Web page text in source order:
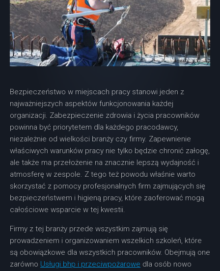
Bezpieczeństwo w miejscach pracy stanowi jeden z
najważniejszych aspektów funkcjonowania każdej
organizacji. Zabezpieczenie zdrowia i życia pracowników
powinna być priorytetem dla każdego pracodawcy,
niezależnie od wielkości branży czy firmy. Zapewnienie
właściwych warunków pracy nie tylko będzie chronić załogę,
ale także ma przełożenie na znacznie lepszą wydajność i
atmosferę w zespole. Z tego też powodu właśnie warto
skorzystać z pomocy profesjonalnych firm zajmujących się
bezpieczeństwem i higieną pracy, które zaoferować mogą
całościowe wsparcie w tej kwestii.
Firmy z tej branży przede wszystkim zajmują się
prowadzeniem i organizowaniem wszelkich szkoleń, które
są obowiązkowe dla wszystkich pracowników. Obejmują one
zarówno Usługi bhp i przeciwpożarowe dla osób nowo